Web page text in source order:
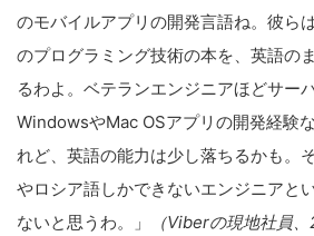
のモバイルアプリの開発言語ね。彼ら
のプログラミング技術の本を、英語の
るわよ。ベテランエンジニアほどサー
WindowsやMac OSアプリの開発経験
れど、英語の能力は少し落ちるかも。
やロシア語しかできないエンジニアと
ないと思うわ。」
（Viberの現地社員、